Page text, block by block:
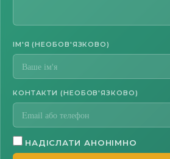
ІМ'Я (НЕОБОВ'ЯЗКОВО)
КОНТАКТИ (НЕОБОВ'ЯЗКОВО)
НАДІСЛАТИ АНОНІМНО